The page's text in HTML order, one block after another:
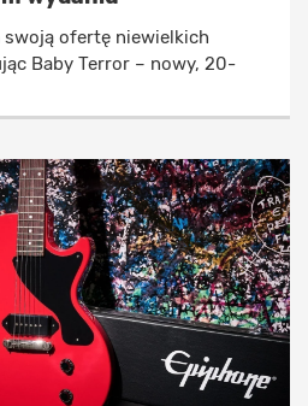
swoją ofertę niewielkich
Baby Terror – nowy, 20-